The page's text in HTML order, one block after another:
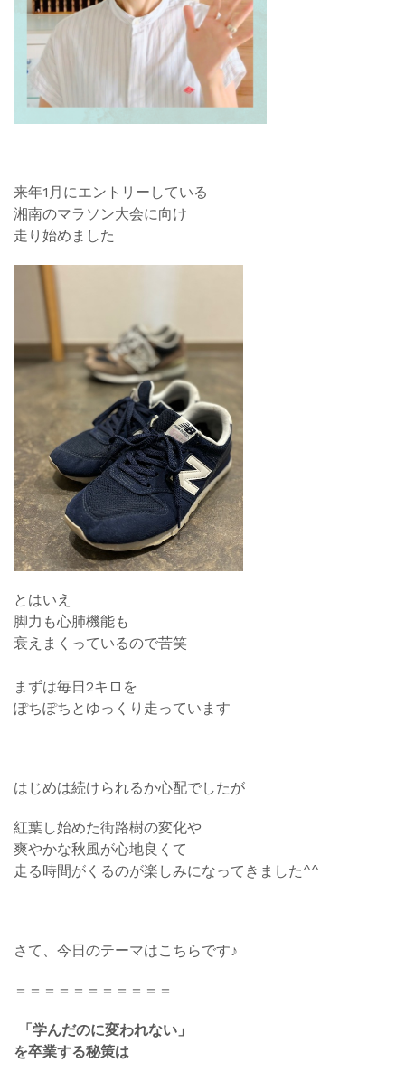
来年1月にエントリーしている
湘南のマラソン大会に向け
走り始めました
とはいえ
脚力も心肺機能も
衰えまくっているので苦笑
まずは毎日2キロを
ぽちぽちとゆっくり走っています
はじめは続けられるか心配でしたが
紅葉し始めた街路樹の変化や
爽やかな秋風が心地良くて
走る時間がくるのが楽しみになってきました^^
さて、今日のテーマはこちらです♪
＝＝＝＝＝＝＝＝＝＝＝
「学んだのに変われない」
を卒業する秘策は